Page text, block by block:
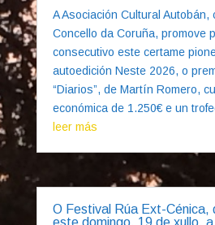
A Asociación Cultural Autobán,
Concello da Coruña, promove
consecutivo este certame
autoedición Neste 2026, o
“Diarios”, de Martín Romero,
económica de 1.250€ e un
leer más
O Festival Rúa Ext-Cénica,
este domingo, 19 de xullo,